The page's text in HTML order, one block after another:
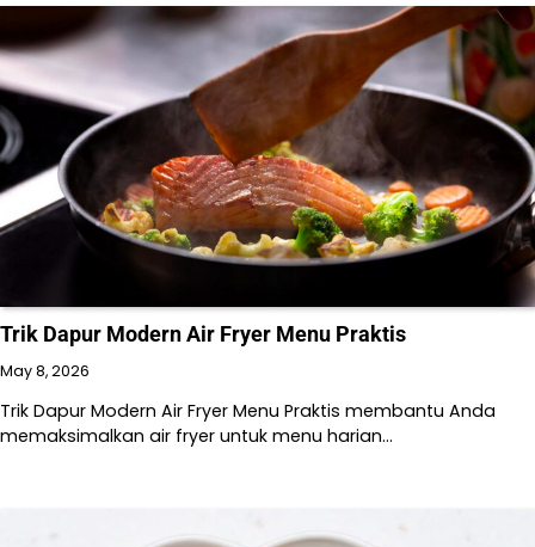
Trik Dapur Modern Air Fryer Menu Praktis
May 8, 2026
Trik Dapur Modern Air Fryer Menu Praktis membantu Anda
memaksimalkan air fryer untuk menu harian…